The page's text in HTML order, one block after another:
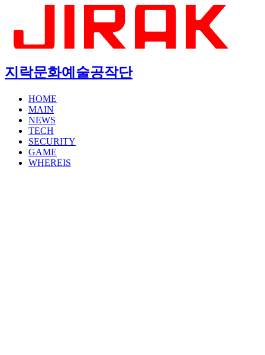
지락문화예술공작단
HOME
MAIN
NEWS
TECH
SECURITY
GAME
WHEREIS